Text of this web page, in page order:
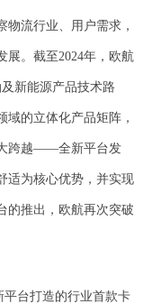
物流行业、用户需求，
展。截至2024年，欧航
新能源产品技术路
的立体化产品矩阵，
跨越——全新平台发
适为核心优势，并实现
的推出，欧航再次突破
台打造的行业首款卡